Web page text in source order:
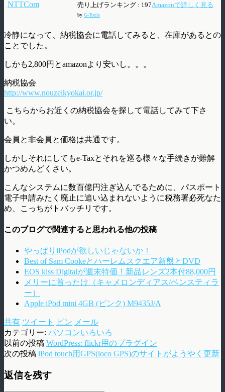
売り上げランキング : 197Amazonで詳しく見る
by G-Tools
冷静になって、納税協会に電話してみると、在庫があるとの
ことでした。
しかも2,800円とamazonより安いし。。。
納税協会
http://www.nouzeikyokai.or.jp/
こちらからお近くの納税協会を探して電話してみて下さ
い。
会員と非会員と価格は共通です。
しかしそれにしてもe-Taxとそれを巡る様々な手続きが難解
かつめんどくさい。
こんなシステムに数百億円注ぎ込んでるために、パスポート
電子申請みたく廃止に追い込まれないように税務署必死なた
め、こっちがトバッチリです。
このブログで関連すると思われる他の投稿
やっぱりiPodが欲しいじゃないか！
Best of Sam Cookeとハーレムスクエア新盤とDVD
EOS kiss Digitalが週末特価！新品レンズ2本付88,000円
メリーに首ったけ（キャメロンディアス/ベンスティラ
ー）
Apple iPod mini 4GB (ピンク) M9435J/A
共有 ツイート ピン メール
カテゴリー: パソコンいろいろ
以前の投稿 WordPress: flickr用のプラグイン
次の投稿 iPod touch用GPS(loco GPS)のサイトがようやく更新
返信を残す